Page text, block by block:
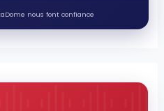
nous font confiance